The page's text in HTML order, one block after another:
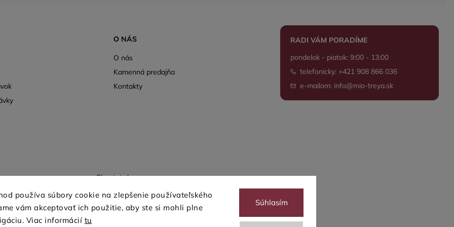
používa súbory cookie na zlepšenie používateľského
vám akceptovať ich použitie, aby ste si mohli plne
Viac informácií tu
Súhlasím
O NÁS
O nás
Kamenná predajňa
Kontakty
RADI VÁM PORADÍME
pondelok - piatok: 9:00 - 13:00
telefonicky: +421 908 866 036
e-mailom: info@mio-treya.sk
Shoptet.sk
Copyright 2026mio-treya.sk
Upraviť nastavenie cookies